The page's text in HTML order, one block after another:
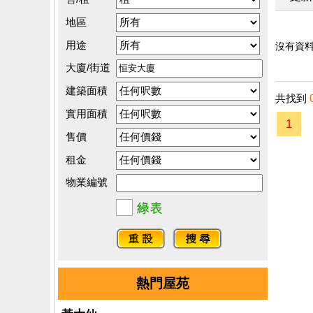
地區
用途
大廈/街道
建築面積
實用面積
售價
租金
物業編號
熱門屋苑
沒有資料
共找到
1